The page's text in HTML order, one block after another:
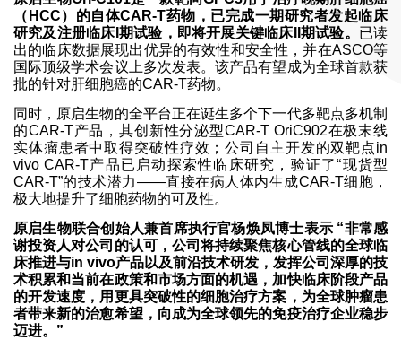
（HCC）的自体CAR-T药物，已完成一期研究者发起临床
研究及注册临床I期试验，即将开展关键临床II期试验。 已读
出的临床数据展现出优异的有效性和安全性，并在ASCO等
国际顶级学术会议上多次发表。该产品有望成为全球首款获
批的针对肝细胞癌的CAR-T药物。
同时，原启生物的全平台正在诞生多个下一代多靶点多机制
的CAR-T产品，其创新性分泌型CAR-T OriC902在极末线
实体瘤患者中取得突破性疗效；公司自主开发的双靶点in
vivo CAR-T产品已启动探索性临床研究，验证了“现货型
CAR-T”的技术潜力——直接在病人体内生成CAR-T细胞，
极大地提升了细胞药物的可及性。
原启生物联合创始人兼首席执行官杨焕凤博士表示 “非常感
谢投资人对公司的认可，公司将持续聚焦核心管线的全球临
床推进与in vivo产品以及前沿技术研发，发挥公司深厚的技
术积累和当前在政策和市场方面的机遇，加快临床阶段产品
的开发速度，用更具突破性的细胞治疗方案，为全球肿瘤患
者带来新的治愈希望，向成为全球领先的免疫治疗企业稳步
迈进。”